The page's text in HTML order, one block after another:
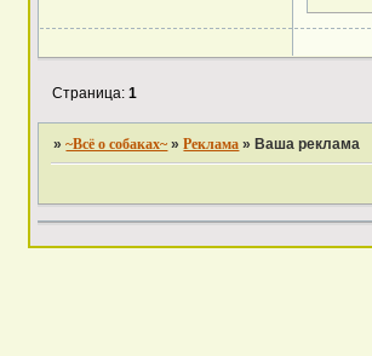
Страница:1
»~Всё о собаках~ »Реклама »Ваша реклама